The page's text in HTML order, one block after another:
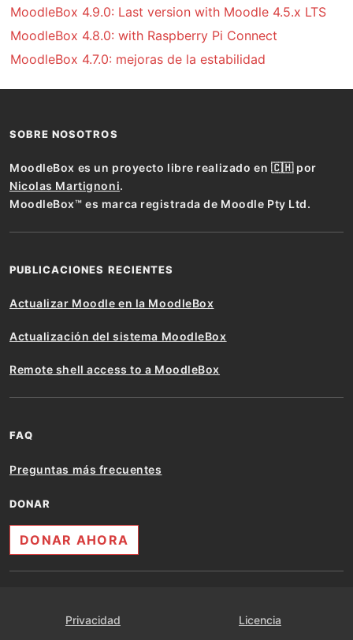
MoodleBox 4.9.0: Last version with Moodle 4.5.x LTS
MoodleBox 4.8.0: with Raspberry Pi Connect
MoodleBox 4.7.0: mejoras de la estabilidad
SOBRE NOSOTROS
MoodleBox es un proyecto libre realizado en 🇨🇭 por
Nicolas Martignoni.
MoodleBox™ es marca registrada de Moodle Pty Ltd.
PUBLICACIONES RECIENTES
Actualizar Moodle en la MoodleBox
Actualización del sistema MoodleBox
Remote shell access to a MoodleBox
FAQ
Preguntas más frecuentes
DONAR
DONAR AHORA
Privacidad Licencia